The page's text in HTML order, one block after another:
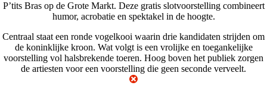
P’tits Brasop de Grote Markt. Deze gratisslotvoorstelling combineert
humor, acrobatie en spektakel in de hoogte.
Centraal staat een ronde vogelkooi waarin drie kandidaten strijden om
de koninklijke kroon. Wat volgt is een vrolijke en toegankelijke
voorstelling vol halsbrekende toeren. Hoog boven het publiek zorgen
de artiesten voor een voorstelling die geen seconde verveelt.